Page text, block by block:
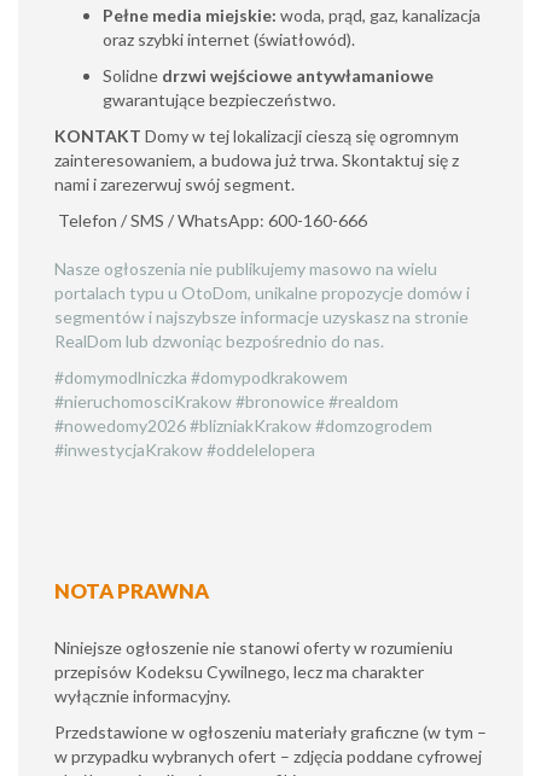
Pełne media miejskie: woda, prąd, gaz, kanalizacja
oraz szybki internet (światłowód).
Solidne drzwi wejściowe antywłamaniowe
gwarantujące bezpieczeństwo.
KONTAKT Domy w tej lokalizacji cieszą się ogromnym
zainteresowaniem, a budowa już trwa. Skontaktuj się z
nami i zarezerwuj swój segment.
Telefon / SMS / WhatsApp: 600-160-666
Nasze ogłoszenia nie publikujemy masowo na wielu
portalach typu u OtoDom, unikalne propozycje domów i
segmentów i najszybsze informacje uzyskasz na stronie
RealDom lub dzwoniąc bezpośrednio do nas.
#domymodlniczka #domypodkrakowem
#nieruchomosciKrakow #bronowice #realdom
#nowedomy2026 #blizniakKrakow #domzogrodem
#inwestycjaKrakow #oddelelopera
NOTA PRAWNA
Niniejsze ogłoszenie nie stanowi oferty w rozumieniu
przepisów Kodeksu Cywilnego, lecz ma charakter
wyłącznie informacyjny.
​Przedstawione w ogłoszeniu materiały graficzne (w tym –
w przypadku wybranych ofert – zdjęcia poddane cyfrowej